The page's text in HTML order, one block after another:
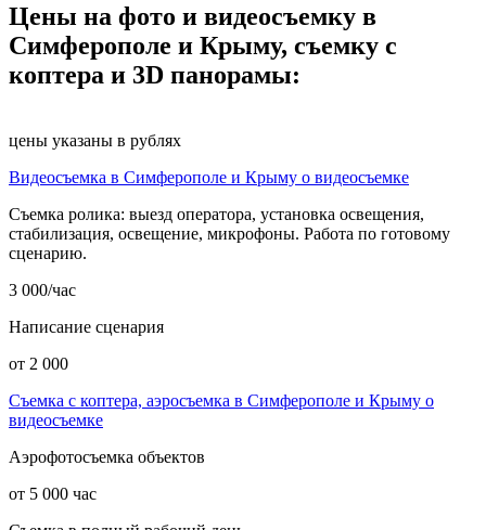
Цены на фото и видеосъемку в
Симферополе и Крыму, съемку с
коптера и 3D панорамы:
цены указаны в рублях
Видеосъемка в Симферополе и Крыму о видеосъемке
Съемка ролика: выезд оператора, установка освещения,
стабилизация, освещение, микрофоны. Работа по готовому
сценарию.
3 000/час
Написание сценария
от 2 000
Съемка с коптера, аэросъемка в Симферополе и Крыму о
видеосъемке
Аэрофотосъемка объектов
от 5 000 час